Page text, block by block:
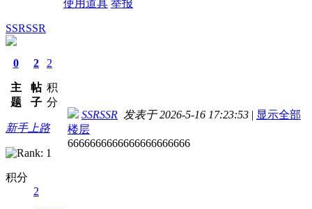
使用道具 举报
SSRSSR
0
主
题
2
帖
子
2
积
分
新手上路
积分
2
SSRSSR 发表于 2026-5-16 17:23:53 | 显示全部
楼层
6666666666666666666666